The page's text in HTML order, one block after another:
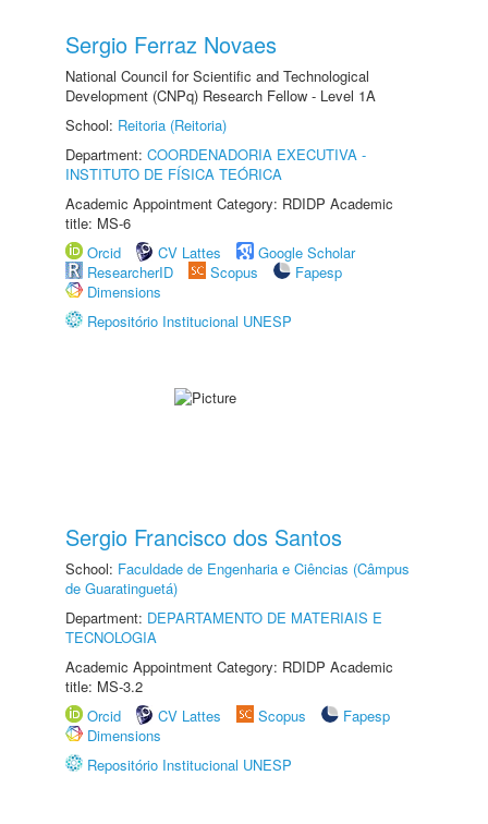
Sergio Ferraz Novaes
National Council for Scientific and Technological
Development (CNPq) Research Fellow - Level 1A
School: Reitoria (Reitoria)
Department: COORDENADORIA EXECUTIVA -
INSTITUTO DE FÍSICA TEÓRICA
Academic Appointment Category: RDIDP Academic
title: MS-6
Orcid
CV Lattes
Google Scholar
ResearcherID
Scopus
Fapesp
Dimensions
Repositório Institucional UNESP
Sergio Francisco dos Santos
School: Faculdade de Engenharia e Ciências (Câmpus
de Guaratinguetá)
Department: DEPARTAMENTO DE MATERIAIS E
TECNOLOGIA
Academic Appointment Category: RDIDP Academic
title: MS-3.2
Orcid
CV Lattes Scopus
Fapesp
Dimensions
Repositório Institucional UNESP